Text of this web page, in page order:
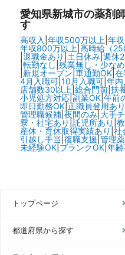
愛知県新城市の薬剤
す
高収入 年収500万以上 年
年収800万以上 高時給（
退職金あり 土日休み| 週休
|転勤なし 残業無し・少なめ
|新規オープン 車通勤OK|在
4月入職可| 10月入職可| 年内
店舗数30以上 総合門前| 扶
小児処方対応| 副業OK| 午前
即日勤務OK| 正職員登用あり
管理職候補| 夜間のみ| 大手
寮・社宅あり 託児所あり
産休・育休取得実績あり 社
引越し手当 復職支援 |管理
未経験OK| ブランクOK| 年
トップページ
都道府県から探す